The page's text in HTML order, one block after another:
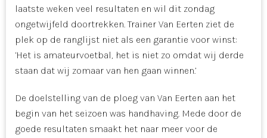
laatste weken veel resultaten en wil dit zondag
ongetwijfeld doortrekken. Trainer Van Eerten ziet de
plek op de ranglijst niet als een garantie voor winst:
‘Het is amateurvoetbal, het is niet zo omdat wij derde
staan dat wij zomaar van hen gaan winnen.’
De doelstelling van de ploeg van Van Eerten aan het
begin van het seizoen was handhaving. Mede door de
goede resultaten smaakt het naar meer voor de